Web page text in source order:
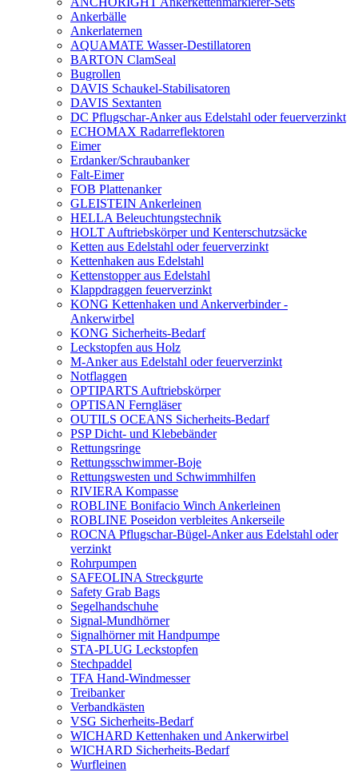
Ankerbälle
Ankerlaternen
AQUAMATE Wasser-Destillatoren
BARTON ClamSeal
Bugrollen
DAVIS Schaukel-Stabilisatoren
DAVIS Sextanten
DC Pflugschar-Anker aus Edelstahl oder feuerverzinkt
ECHOMAX Radarreflektoren
Eimer
Erdanker/Schraubanker
Falt-Eimer
FOB Plattenanker
GLEISTEIN Ankerleinen
HELLA Beleuchtungstechnik
HOLT Auftriebskörper und Kenterschutzsäcke
Ketten aus Edelstahl oder feuerverzinkt
Kettenhaken aus Edelstahl
Kettenstopper aus Edelstahl
Klappdraggen feuerverzinkt
KONG Kettenhaken und Ankerverbinder -
Ankerwirbel
KONG Sicherheits-Bedarf
Leckstopfen aus Holz
M-Anker aus Edelstahl oder feuerverzinkt
Notflaggen
OPTIPARTS Auftriebskörper
OPTISAN Ferngläser
OUTILS OCEANS Sicherheits-Bedarf
PSP Dicht- und Klebebänder
Rettungsringe
Rettungsschwimmer-Boje
Rettungswesten und Schwimmhilfen
RIVIERA Kompasse
ROBLINE Bonifacio Winch Ankerleinen
ROBLINE Poseidon verbleites Ankerseile
ROCNA Pflugschar-Bügel-Anker aus Edelstahl oder
verzinkt
Rohrpumpen
SAFEOLINA Streckgurte
Safety Grab Bags
Segelhandschuhe
Signal-Mundhörner
Signalhörner mit Handpumpe
STA-PLUG Leckstopfen
Stechpaddel
TFA Hand-Windmesser
Treibanker
Verbandkästen
VSG Sicherheits-Bedarf
WICHARD Kettenhaken und Ankerwirbel
WICHARD Sicherheits-Bedarf
Wurfleinen